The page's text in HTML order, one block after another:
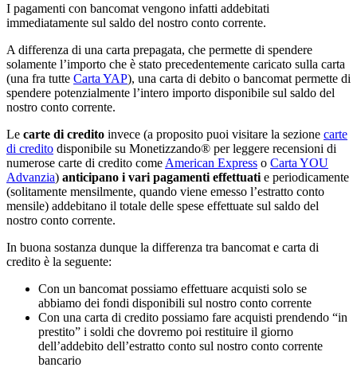
I pagamenti con bancomat vengono infatti addebitati
immediatamente sul saldo del nostro conto corrente.
A differenza di una carta prepagata, che permette di spendere
solamente l’importo che è stato precedentemente caricato sulla carta
(una fra tutte Carta YAP), una carta di debito o bancomat permette di
spendere potenzialmente l’intero importo disponibile sul saldo del
nostro conto corrente.
Le carte di credito invece (a proposito puoi visitare la sezione carte
di credito disponibile su Monetizzando® per leggere recensioni di
numerose carte di credito come American Express o Carta YOU
Advanzia) anticipano i vari pagamenti effettuati e periodicamente
(solitamente mensilmente, quando viene emesso l’estratto conto
mensile) addebitano il totale delle spese effettuate sul saldo del
nostro conto corrente.
In buona sostanza dunque la differenza tra bancomat e carta di
credito è la seguente:
Con un bancomat possiamo effettuare acquisti solo se
abbiamo dei fondi disponibili sul nostro conto corrente
Con una carta di credito possiamo fare acquisti prendendo “in
prestito” i soldi che dovremo poi restituire il giorno
dell’addebito dell’estratto conto sul nostro conto corrente
bancario